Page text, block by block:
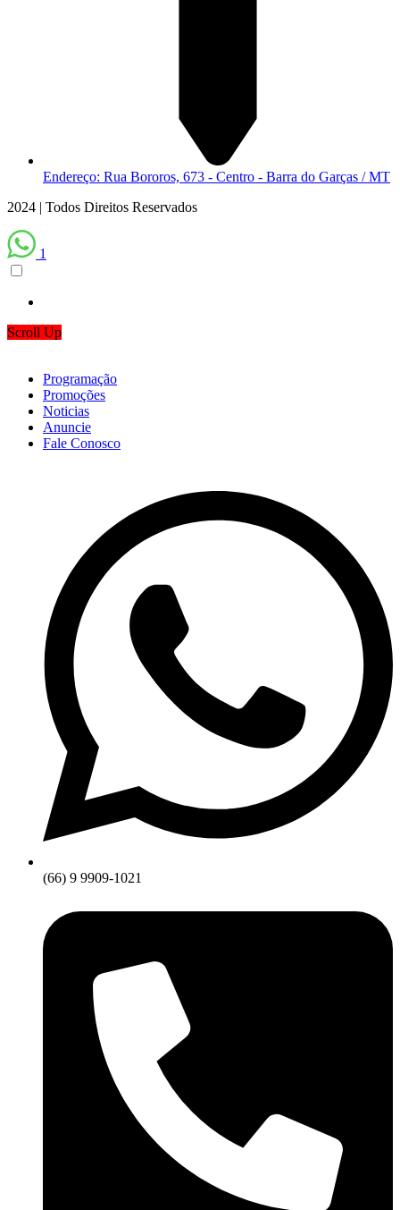
Endereço: Rua Bororos, 673 - Centro - Barra do Garças / MT
2024 | Todos Direitos Reservados
1
Scroll Up
Programação
Promoções
Noticias
Anuncie
Fale Conosco
(66) 9 9909-1021